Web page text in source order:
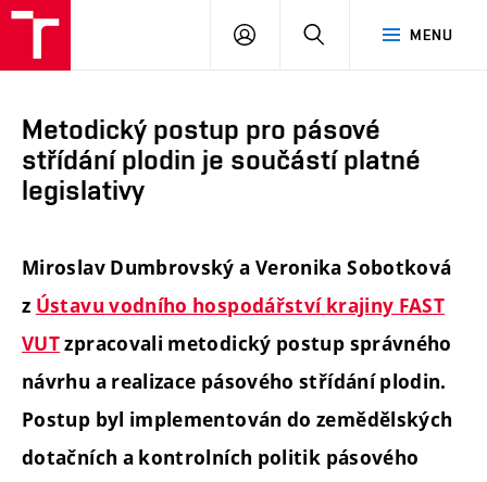
Brno
MENU
PŘIHLÁSIT
Metodický postup pro pásové
střídání plodin je součástí platné
legislativy
Miroslav Dumbrovský a Veronika Sobotková
z Ústavu vodního hospodářství krajiny FAST
VUTzpracovali metodický postup správného
návrhu a realizace pásového střídání plodin.
Postup byl implementován do zemědělských
dotačních a kontrolních politik pásového